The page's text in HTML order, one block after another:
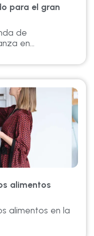
para el gran
de
en...
alimentos
alimentos en la